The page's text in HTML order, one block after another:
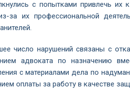
с попытками привлечь их
за их профессиональной
число нарушений связаны с
адвоката по назначению
с материалами дела по
оплаты за работу в качестве